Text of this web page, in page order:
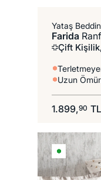
Yataş
Farida
Çift
Uzun
1.899,90 TL